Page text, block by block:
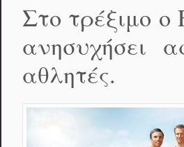
Στο τρέξιμο ο
ανησυχήσει
αθλητές.